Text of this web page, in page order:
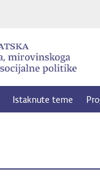
Istaknute teme